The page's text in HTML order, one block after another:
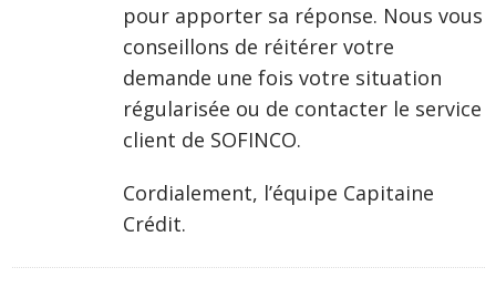
pour apporter sa réponse. Nous vous
conseillons de réitérer votre
demande une fois votre situation
régularisée ou de contacter le service
client de SOFINCO.
Cordialement, l’équipe Capitaine
Crédit.